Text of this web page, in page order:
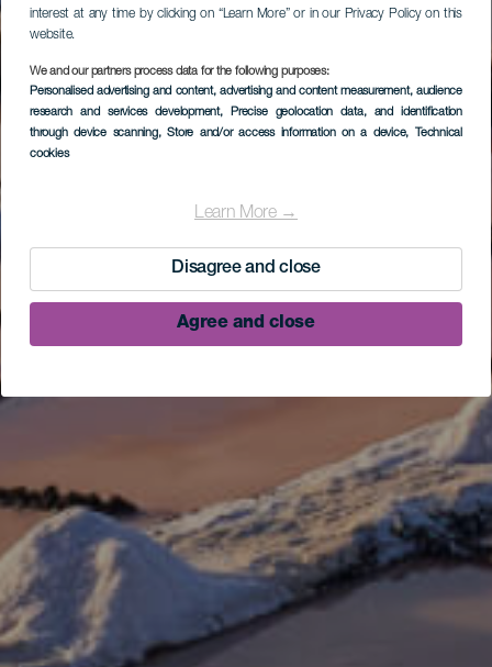
interest at any time by clicking on “Learn More” or in our Privacy Policy on this
website.
We and our partners process data for the following purposes:
Personalised advertising and content, advertising and content measurement, audience
research and services development, Precise geolocation data, and identification
through device scanning, Store and/or access information on a device, Technical
cookies
Learn More →
Disagree and close
Agree and close